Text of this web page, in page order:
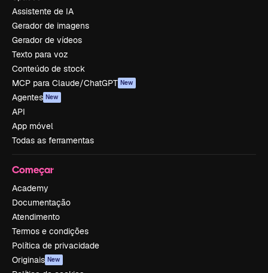
Assistente de IA
Gerador de imagens
Gerador de vídeos
Texto para voz
Conteúdo de stock
MCP para Claude/ChatGPT New
Agentes New
API
App móvel
Todas as ferramentas
Começar
Academy
Documentação
Atendimento
Termos e condições
Política de privacidade
Originais New